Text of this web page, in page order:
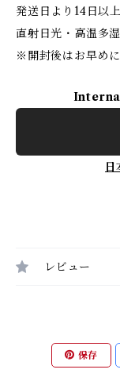
発送日より14日以
直射日光・高温多
※開封後はお早め
日
レビュー
保存